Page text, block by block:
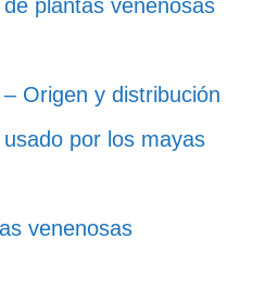
plantas venenosas
Origen y distribución
por los mayas
venenosas